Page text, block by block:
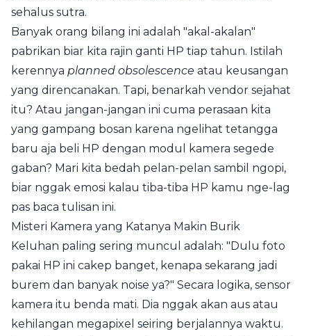
sehalus sutra.
Banyak orang bilang ini adalah "akal-akalan"
pabrikan biar kita rajin ganti HP tiap tahun. Istilah
kerennya planned obsolescence atau keusangan
yang direncanakan. Tapi, benarkah vendor sejahat
itu? Atau jangan-jangan ini cuma perasaan kita
yang gampang bosan karena ngelihat tetangga
baru aja beli HP dengan modul kamera segede
gaban? Mari kita bedah pelan-pelan sambil ngopi,
biar nggak emosi kalau tiba-tiba HP kamu nge-lag
pas baca tulisan ini.
Misteri Kamera yang Katanya Makin Burik
Keluhan paling sering muncul adalah: "Dulu foto
pakai HP ini cakep banget, kenapa sekarang jadi
burem dan banyak noise ya?" Secara logika, sensor
kamera itu benda mati. Dia nggak akan aus atau
kehilangan megapixel seiring berjalannya waktu.